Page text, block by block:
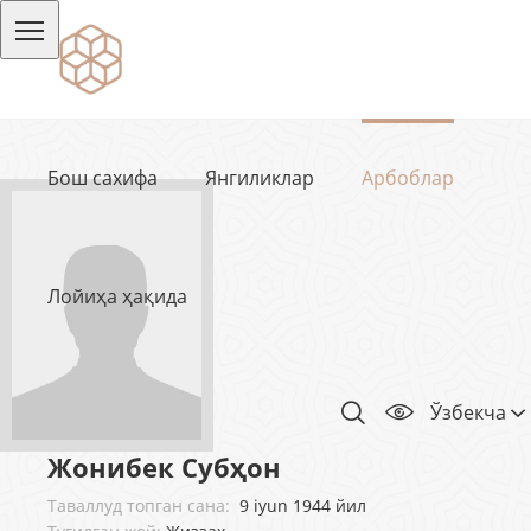
Бош сахифа Янгиликлар Арбоблар
Лойиҳа ҳақида
Ўзбекча
Жонибек Субҳон
Таваллуд топган сана: 9 iyun 1944 йил